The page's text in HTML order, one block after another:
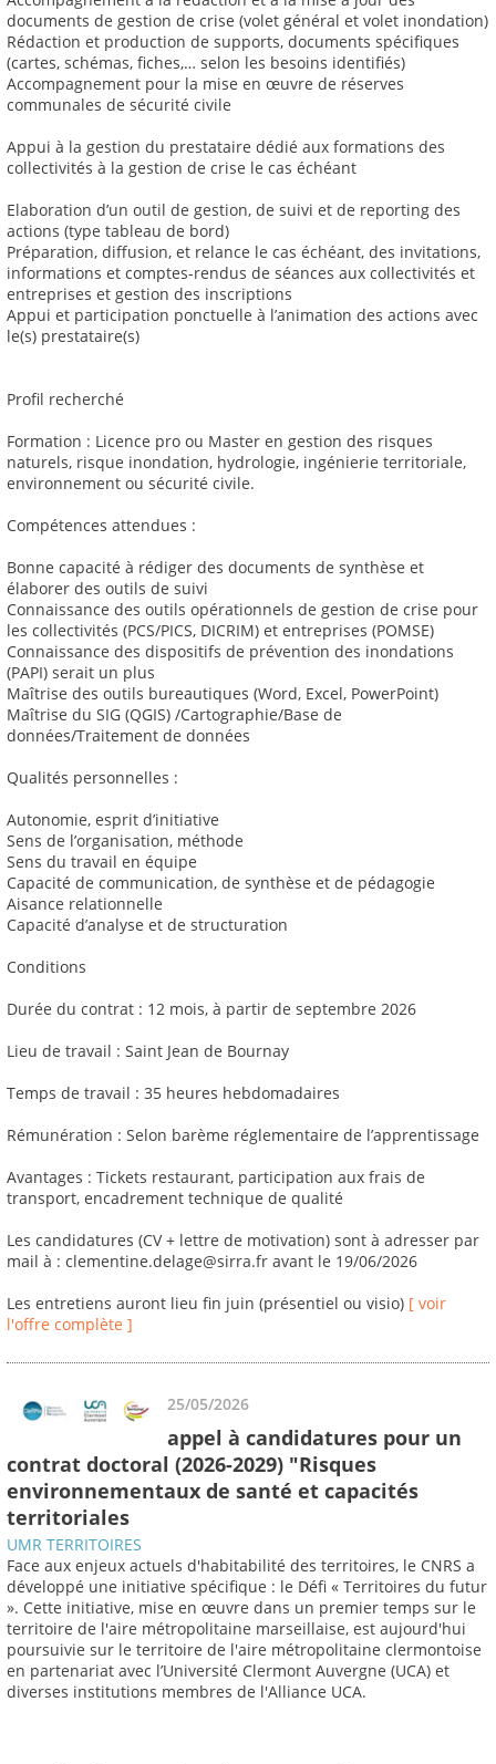
documents de gestion de crise (volet général et volet inondation)
Rédaction et production de supports, documents spécifiques
(cartes, schémas, fiches,… selon les besoins identifiés)
Accompagnement pour la mise en œuvre de réserves
communales de sécurité civile
Appui à la gestion du prestataire dédié aux formations des
collectivités à la gestion de crise le cas échéant
Elaboration d’un outil de gestion, de suivi et de reporting des
actions (type tableau de bord)
Préparation, diffusion, et relance le cas échéant, des invitations,
informations et comptes-rendus de séances aux collectivités et
entreprises et gestion des inscriptions
Appui et participation ponctuelle à l’animation des actions avec
le(s) prestataire(s)
Profil recherché
Formation : Licence pro ou Master en gestion des risques
naturels, risque inondation, hydrologie, ingénierie territoriale,
environnement ou sécurité civile.
Compétences attendues :
Bonne capacité à rédiger des documents de synthèse et
élaborer des outils de suivi
Connaissance des outils opérationnels de gestion de crise pour
les collectivités (PCS/PICS, DICRIM) et entreprises (POMSE)
Connaissance des dispositifs de prévention des inondations
(PAPI) serait un plus
Maîtrise des outils bureautiques (Word, Excel, PowerPoint)
Maîtrise du SIG (QGIS) /Cartographie/Base de
données/Traitement de données
Qualités personnelles :
Autonomie, esprit d’initiative
Sens de l’organisation, méthode
Sens du travail en équipe
Capacité de communication, de synthèse et de pédagogie
Aisance relationnelle
Capacité d’analyse et de structuration
Conditions
Durée du contrat : 12 mois, à partir de septembre 2026
Lieu de travail : Saint Jean de Bournay
Temps de travail : 35 heures hebdomadaires
Rémunération : Selon barème réglementaire de l’apprentissage
Avantages : Tickets restaurant, participation aux frais de
transport, encadrement technique de qualité
Les candidatures (CV + lettre de motivation) sont à adresser par
mail à : clementine.delage@sirra.fr avant le 19/06/2026
Les entretiens auront lieu fin juin (présentiel ou visio) [ voir
l'offre complète ]
25/05/2026
appel à candidatures pour un
contrat doctoral (2026-2029) "Risques
environnementaux de santé et capacités
territoriales
UMR TERRITOIRES
Face aux enjeux actuels d'habitabilité des territoires, le CNRS a
développé une initiative spécifique : le Défi « Territoires du futur
». Cette initiative, mise en œuvre dans un premier temps sur le
territoire de l'aire métropolitaine marseillaise, est aujourd'hui
poursuivie sur le territoire de l'aire métropolitaine clermontoise
en partenariat avec l’Université Clermont Auvergne (UCA) et
diverses institutions membres de l'Alliance UCA.